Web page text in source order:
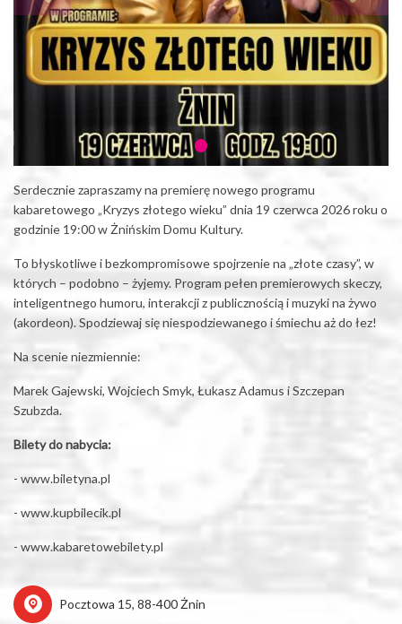
Serdecznie zapraszamy na premierę nowego programu
kabaretowego „Kryzys złotego wieku” dnia 19 czerwca 2026 roku o
godzinie 19:00 w Żnińskim Domu Kultury.
To błyskotliwe i bezkompromisowe spojrzenie na „złote czasy”, w
których – podobno – żyjemy. Program pełen premierowych skeczy,
inteligentnego humoru, interakcji z publicznością i muzyki na żywo
(akordeon). Spodziewaj się niespodziewanego i śmiechu aż do łez!
Na scenie niezmiennie:
Marek Gajewski, Wojciech Smyk, Łukasz Adamus i Szczepan
Szubzda.
Bilety do nabycia:
- www.biletyna.pl
- www.kupbilecik.pl
- www.kabaretowebilety.pl
Pocztowa 15, 88-400 Żnin